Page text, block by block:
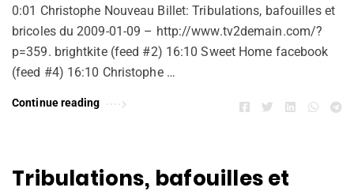
0:01 Christophe Nouveau Billet: Tribulations, bafouilles et
bricoles du 2009-01-09 – http://www.tv2demain.com/?
p=359. brightkite (feed #2) 16:10 Sweet Home facebook
(feed #4) 16:10 Christophe …
Continue reading
Tribulations, bafouilles et